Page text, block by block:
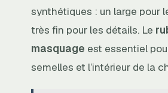
synthétiques : un large pour
très fin pour les détails. Le
masquage est essentiel
semelles et l’intérieur de la